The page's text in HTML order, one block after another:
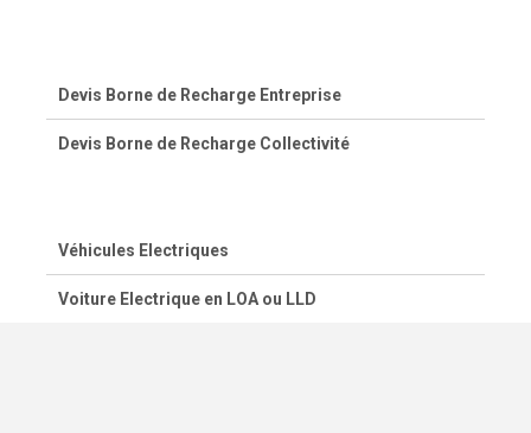
Devis Borne de Recharge Entreprise
Devis Borne de Recharge Collectivité
Véhicules Electriques
Voiture Electrique en LOA ou LLD